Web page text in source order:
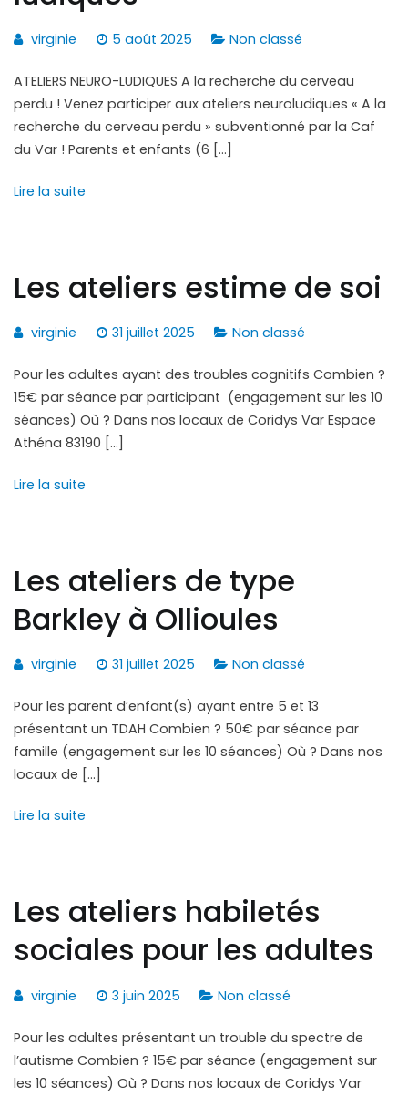
virginie 5 août 2025 Non classé
ATELIERS NEURO-LUDIQUES A la recherche du cerveau
perdu ! Venez participer aux ateliers neuroludiques « A la
recherche du cerveau perdu » subventionné par la Caf
du Var ! Parents et enfants (6 […]
Lire la suite
Les ateliers estime de soi
virginie 31 juillet 2025 Non classé
Pour les adultes ayant des troubles cognitifs Combien ?
15€ par séance par participant (engagement sur les 10
séances) Où ? Dans nos locaux de Coridys Var Espace
Athéna 83190 […]
Lire la suite
Les ateliers de type
Barkley à Ollioules
virginie 31 juillet 2025 Non classé
Pour les parent d’enfant(s) ayant entre 5 et 13
présentant un TDAH Combien ? 50€ par séance par
famille (engagement sur les 10 séances) Où ? Dans nos
locaux de […]
Lire la suite
Les ateliers habiletés
sociales pour les adultes
virginie 3 juin 2025 Non classé
Pour les adultes présentant un trouble du spectre de
l’autisme Combien ? 15€ par séance (engagement sur
les 10 séances) Où ? Dans nos locaux de Coridys Var